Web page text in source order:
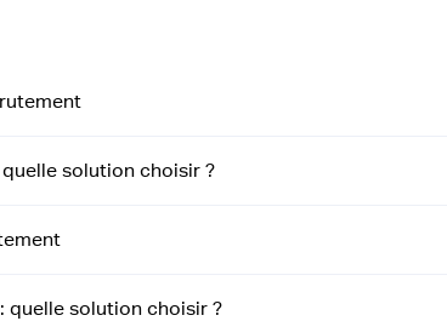
solution choisir ?
quelle solution choisir ?